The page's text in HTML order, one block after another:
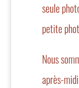
seule
petite
Nous
après-